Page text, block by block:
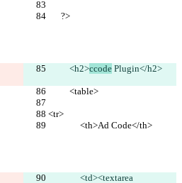
       ?>
	   <h2>
ccode Plugin</h2>
	   <table>
<tr>
                <th>Ad Code</th>